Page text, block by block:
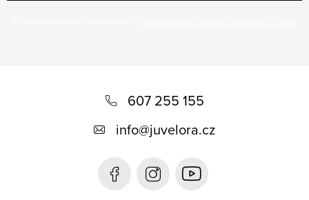
607 255 155
info@juvelora.cz